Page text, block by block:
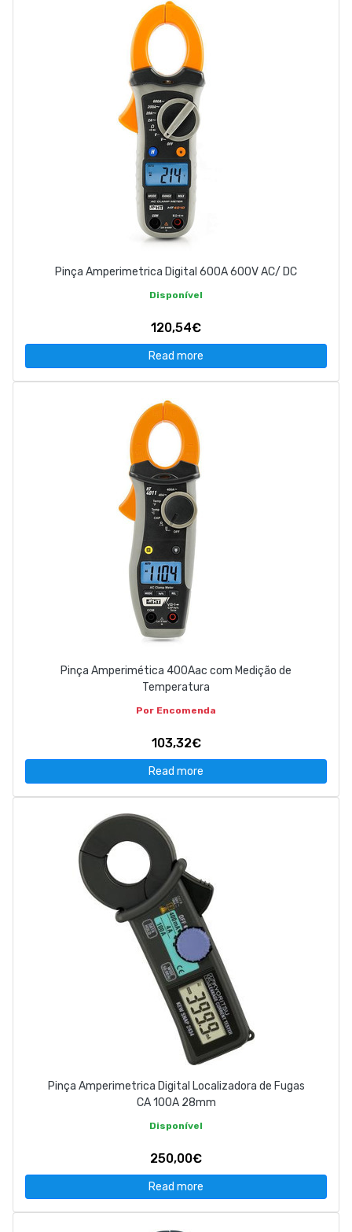
Pinça Amperimetrica Digital 600A 600V AC/ DC
Disponível
120,54€
Read more
Pinça Amperimética 400Aac com Medição de
Temperatura
Por Encomenda
103,32€
Read more
Pinça Amperimetrica Digital Localizadora de Fugas
CA 100A 28mm
Disponível
250,00€
Read more